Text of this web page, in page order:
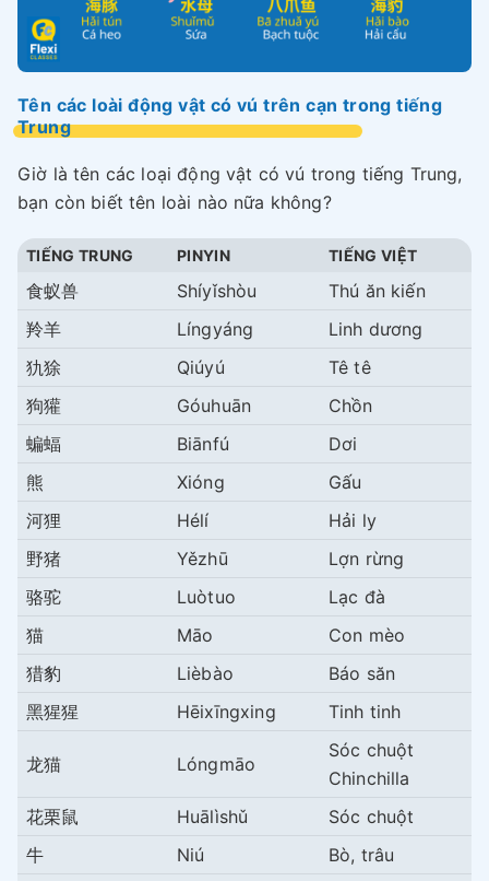
Tên các loài động vật có vú trên cạn trong tiếng
Trung
Giờ là tên các loại động vật có vú trong tiếng Trung,
bạn còn biết tên loài nào nữa không?
TIẾNG TRUNG PINYIN TIẾNG VIỆT
食蚁兽 Shíyǐshòu
Thú ăn kiến
羚羊
Língyáng
Linh dương
犰狳
Qiúyú
Tê tê
狗獾
Góuhuān
Chồn
蝙蝠
Biānfú
Dơi
熊
Xióng
Gấu
河狸
Hélí
Hải ly
野猪
Yězhū
Lợn rừng
骆驼
Luòtuo
Lạc đà
猫
Māo
Con mèo
猎豹
Lièbào
Báo săn
黑猩猩
Hēixīngxing Tinh tinh
龙猫 Lóngmāo
Sóc chuột
Chinchilla
花栗鼠
Huālìshǔ
Sóc chuột
牛
Niú
Bò, trâu